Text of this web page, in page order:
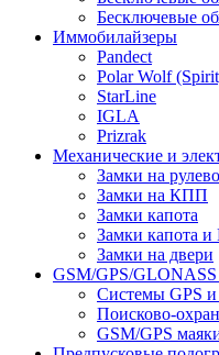
Бесключевые
Иммобилайзеры
Pandect
Polar Wolf
StarLine
IGLA
Prizrak
Механические и
Замки на
Замки на КПП
Замки капота
Замки капота
Замки на двери
GSM/GPS/
Системы GPS
Поисково-
GSM/GPS